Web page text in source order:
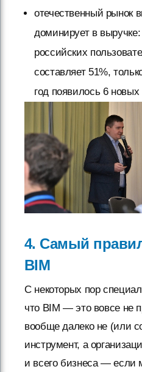
отечественный рынок
доминирует в
российских
составляет 51%,
год появилось 6 новых
4. Самый
BIM
С некоторых пор
что BIM — это вовсе не
вообще далеко не (или
инструмент, а
и всего бизнеса — если